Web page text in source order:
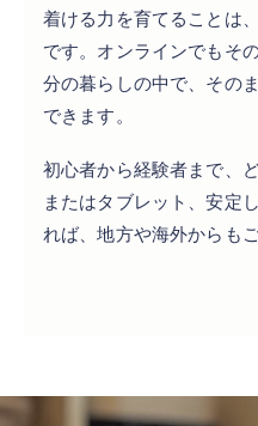
着ける力を育てること
です。オンラインでもそ
分の暮らしの中で、その
できます。
初心者から経験者まで、
またはタブレット、安定
れば、地方や海外からも